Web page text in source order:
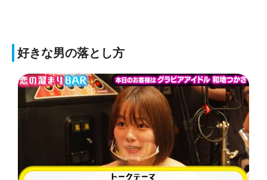
好きな男の落とし方